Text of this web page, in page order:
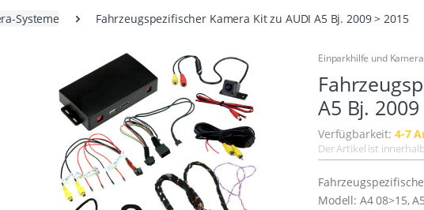
Systeme Fahrzeugspezifischer Kamera Kit zu AUDI A5 Bj. 2009 > 2015
Einparkhilfe und
A5 Bj.
Verfügbarkeit: 4-7
Der Artikel ist
Modell: A4 08>15,